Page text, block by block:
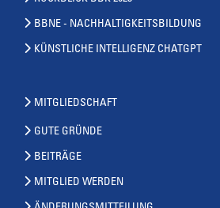
BBNE - NACHHALTIGKEITSBILDUNG
KÜNSTLICHE INTELLIGENZ CHATGPT
MITGLIEDSCHAFT
GUTE GRÜNDE
BEITRÄGE
MITGLIED WERDEN